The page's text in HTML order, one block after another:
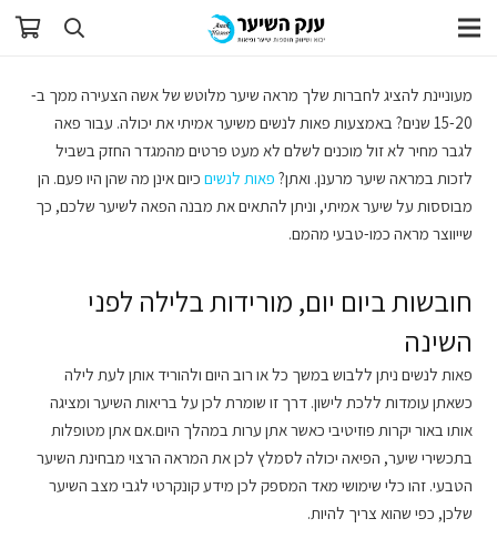
מעוניינת להציג לחברות שלך מראה שיער מלוטש של אשה הצעירה ממך ב-
15-20 שנים? באמצעות פאות לנשים משיער אמיתי את יכולה. עבור פאה
לגבר מחיר לא זול מוכנים לשלם לא מעט פרטים מהמגדר החזק בשביל
לזכות במראה שיער מרענן. ואתן? פאות לנשים כיום אינן מה שהן היו פעם. הן
מבוססות על שיער אמיתי, וניתן להתאים את מבנה הפאה לשיער שלכם, כך
שייווצר מראה כמו-טבעי מהמם.
חובשות ביום יום, מורידות בלילה לפני
השינה
פאות לנשים ניתן ללבוש במשך כל או רוב היום ולהוריד אותן לעת לילה
כשאתן עומדות ללכת לישון. דרך זו שומרת לכן על בריאות השיער ומציגה
אותו באור יקרות פוזיטיבי כאשר אתן ערות במהלך היום.אם אתן מטופלות
בתכשירי שיער, הפיאה יכולה לסמלץ לכן את המראה הרצוי מבחינת השיער
הטבעי. זהו כלי שימושי מאד המספק לכן מידע קונקרטי לגבי מצב השיער
שלכן, כפי שהוא צריך להיות.